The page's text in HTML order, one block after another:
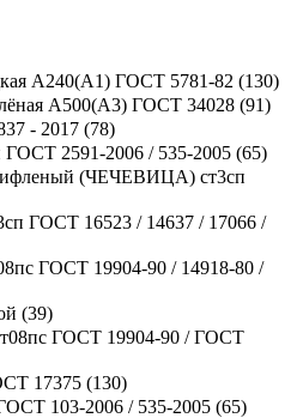
А240(А1) ГОСТ 5781-82 (130)
А500(А3) ГОСТ 34028 (91)
- 2017 (78)
ГОСТ 2591-2006 / 535-2005 (65)
(ЧЕЧЕВИЦА) ст3сп
ГОСТ 16523 / 14637 / 17066 /
ГОСТ 19904-90 / 14918-80 /
(39)
ГОСТ 19904-90 / ГОСТ
17375 (130)
103-2006 / 535-2005 (65)